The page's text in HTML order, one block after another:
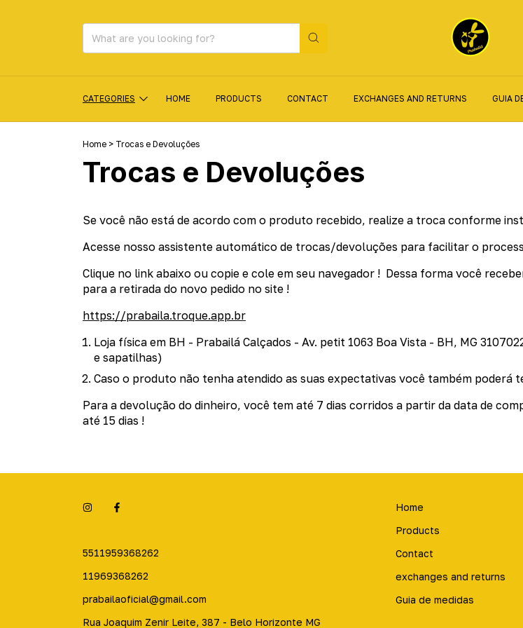
CATEGORIES HOME PRODUCTS CONTACT EXCHANGES AND RETURNS GUIA
Home > Trocas e Devoluções
Trocas e Devoluções
Se você não está de acordo com o produto recebido, realize a troca conforme
Acesse nosso assistente automático de trocas/devoluções para facilitar o
Clique no link abaixo ou copie e cole em seu navegador ! Dessa forma você
para a retirada do novo pedido no site !
https://prabaila.troque.app.br
Loja física em BH - Prabailá Calçados - Av. petit 1063 Boa Vista - BH, MG
e sapatilhas)
Caso o produto não tenha atendido as suas expectativas você também poderá
Para a devolução do dinheiro, você tem até 7 dias corridos a partir da data de
até 15 dias !
5511959368262
11969368262
prabailaoficial@gmail.com
Rua Joaquim Zenir Leite, 387 - Belo Horizonte MG
Home
Products
Contact
exchanges and returns
Guia de medidas